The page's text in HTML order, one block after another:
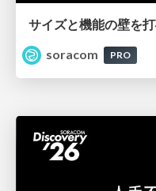
soracom
PRO